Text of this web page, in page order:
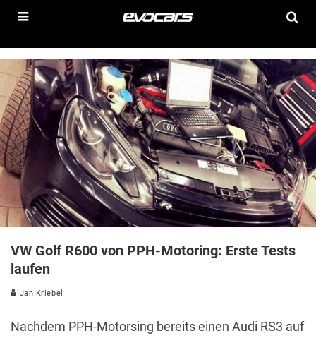
VW Golf R600 von PPH-Motoring: Erste Tests
laufen
Jan Kriebel
Nachdem PPH-Motorsing bereits einen Audi RS3 auf